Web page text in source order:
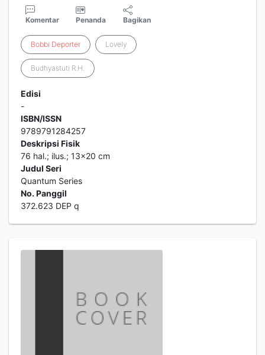
Komentar Penanda Bagikan
Bobbi Deporter Lovely
Budhyastuti R.H.
Edisi
-
ISBN/ISSN
9789791284257
Deskripsi Fisik
76 hal.; ilus.; 13x20 cm
Judul Seri
Quantum Series
No. Panggil
372.623 DEP q